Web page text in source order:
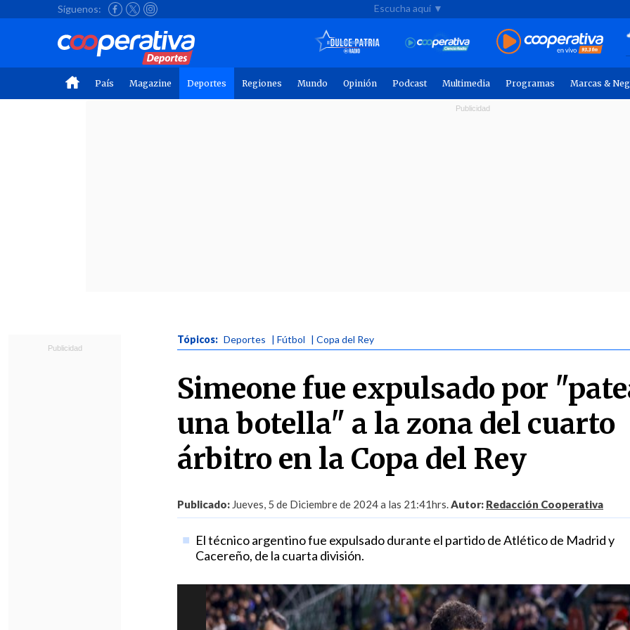
Síguenos: Escucha aquí ▼
País Magazine Deportes Regiones Mundo Opinión Podcast Multimedia Programas Marcas &
Tópicos: Deportes | Fútbol | Copa del Rey
Simeone fue expulsado por
una botella" a la zona del cuarto
árbitro en la Copa del Rey
Publicado: Jueves, 5 de Diciembre de 2024 a las 21:41hrs.Autor: Redacción Cooperativa
El técnico argentino fue expulsado durante el partido de Atlético de Madrid y
Cacereño, de la cuarta división.